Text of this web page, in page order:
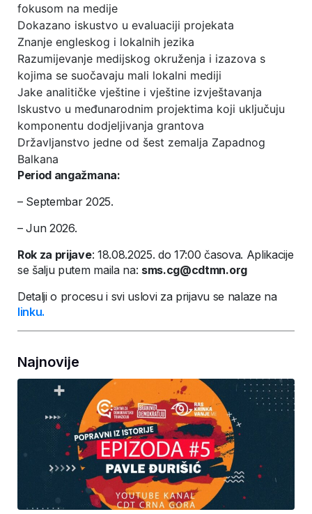
fokusom na medije
Dokazano iskustvo u evaluaciji projekata
Znanje engleskog i lokalnih jezika
Razumijevanje medijskog okruženja i izazova s
kojima se suočavaju mali lokalni mediji
Jake analitičke vještine i vještine izvještavanja
Iskustvo u međunarodnim projektima koji uključuju
komponentu dodjeljivanja grantova
Državljanstvo jedne od šest zemalja Zapadnog
Balkana
Period angažmana:
– Septembar 2025.
– Jun 2026.
Rok za prijave: 18.08.2025. do 17:00 časova. Aplikacije
se šalju putem maila na: sms.cg@cdtmn.org
Detalji o procesu i svi uslovi za prijavu se nalaze na
linku.
Najnovije